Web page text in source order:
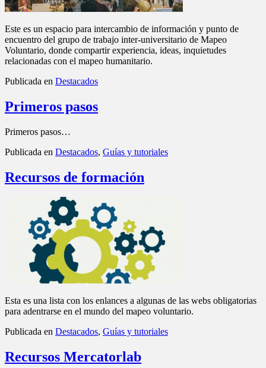
Este es un espacio para intercambio de información y punto de
encuentro del grupo de trabajo inter-universitario de Mapeo
Voluntario, donde compartir experiencia, ideas, inquietudes
relacionadas con el mapeo humanitario.
Publicada en Destacados
Primeros pasos
Primeros pasos…
Publicada en Destacados, Guías y tutoriales
Recursos de formación
Esta es una lista con los enlances a algunas de las webs obligatorias
para adentrarse en el mundo del mapeo voluntario.
Publicada en Destacados, Guías y tutoriales
Recursos Mercatorlab